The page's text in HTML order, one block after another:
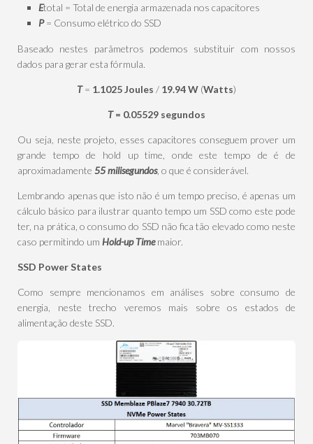
Etotal = Total de energia armazenada nos capacitores
P= Consumo elétrico do SSD
Baseado nestes parâmetros podemos substituir com nossos
dados para gerar esta fórmula.
T= 1.1025 Joules / 19.94 W (Watts)
T= 0.05529 segundos
Ou seja, neste projeto, esses capacitores conseguem prover um
grande tempo de hold up time, onde este tempo de é de
aproximadamente 55 milisegundos, o que é considerável.
Lembrando apenas que isto não é um tempo preciso, é apenas um
cálculo básico para ilustrar quanto tempo um SSD como este pode
ter, na prática, o consumo do SSD não fica tão elevado como neste
caso permitindo um Hold-up Timemaior.
SSD Power States
Como sempre mencionamos em análises sobre consumo de
energia, neste trecho veremos mais sobre os estados de
alimentação deste SSD.